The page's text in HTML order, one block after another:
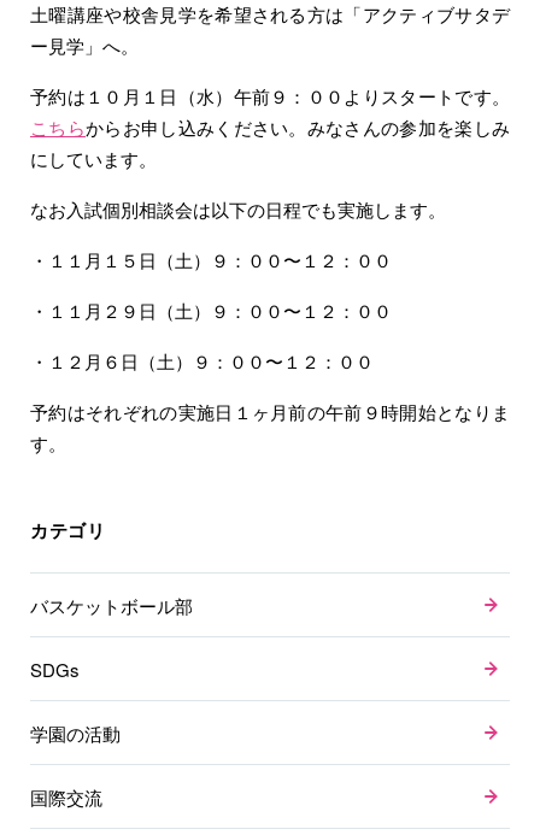
土曜講座や校舎見学を希望される方は「アクティブサタデ
ー見学」へ。
予約は１０月１日（水）午前９：００よりスタートです。
こちらからお申し込みください。みなさんの参加を楽しみ
にしています。
なお入試個別相談会は以下の日程でも実施します。
・１１月１５日（土）９：００〜１２：００
・１１月２９日（土）９：００〜１２：００
・１２月６日（土）９：００〜１２：００
予約はそれぞれの実施日１ヶ月前の午前９時開始となりま
す。
カテゴリ
バスケットボール部
SDGs
学園の活動
国際交流